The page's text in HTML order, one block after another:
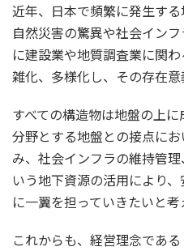
近年、日本で頻繁に発生する
自然災害の驚異や社会イン
に建設業や地質調査業に関
雑化、多様化し、その存在意
すべての構造物は地盤の上
分野とする地盤との接点に
み、社会インフラの維持管
いう地下資源の活用により
に一翼を担っていきたいと考
これからも、経営理念であ